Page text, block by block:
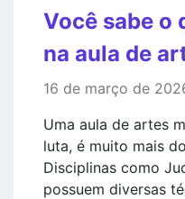
Você sabe o
na aula de
16 de março de
Uma aula de artes
luta, é muito mais
Disciplinas como
possuem diversas